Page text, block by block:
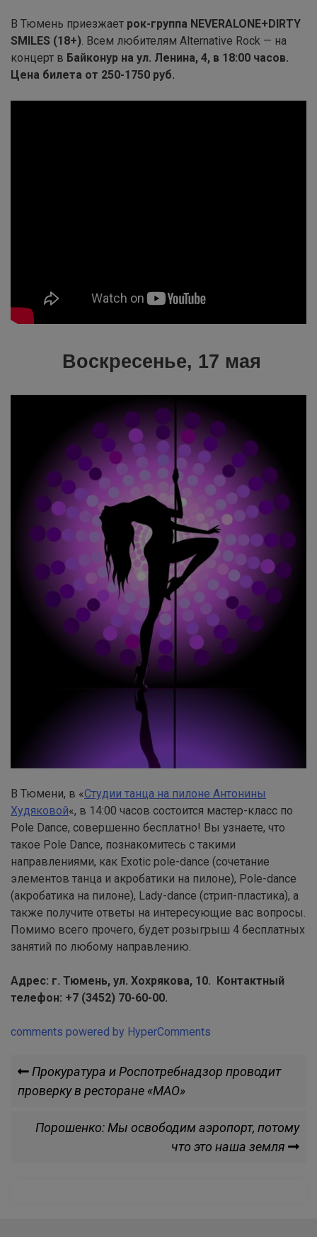
В Тюмень приезжает рок-группа NEVERALONE+DIRTY
SMILES (18+) . Всем любителям Alternative Rock — на
концерт в Байконур на ул. Ленина, 4, в 18:00 часов.
Цена билета от 250-1750 руб.
Воскресенье, 17 мая
В Тюмени, в «Студии танца на пилоне Антонины
Худяковой«, в 14:00 часов состоится мастер-класс по
Pole Dance, совершенно бесплатно! Вы узнаете, что
такое Pole Dance, познакомитесь с такими
направлениями, как Exotic pole-dance (сочетание
элементов танца и акробатики на пилоне), Pole-dance
(акробатика на пилоне), Lady-dance (стрип-пластика), а
также получите ответы на интересующие вас вопросы.
Помимо всего прочего, будет розыгрыш 4 бесплатных
занятий по любому направлению.
Адрес: г. Тюмень, ул. Хохрякова, 10. Контактный
телефон: +7 (3452) 70-60-00.
comments powered by HyperComments
Навигация
по
записям
Previous
Post
Прокуратура и Роспотребнадзор проводит
проверку в ресторане «МАО»
NextПорошенко: Мы освободим аэропорт, потому
что это наша земля